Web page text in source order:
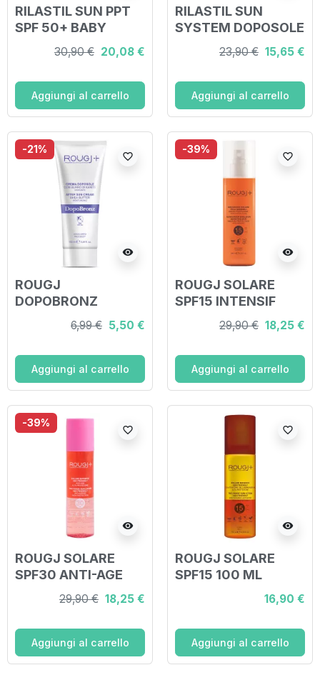
RILASTIL SUN PPT
SPF 50+ BABY
LATTE VELLUTO
200 ML
30,90 € 20,08 €
Aggiungi al carrello
RILASTIL SUN
SYSTEM DOPOSOLE
TRASPARENTE
IDRATANTE E
RINFRESCANTE 200
23,90 € 15,65 €
Aggiungi al carrello
-21%
visibility
favorite_border
ROUGJ
DOPOBRONZ
DOPOSOLE IN
ML
6,99 € 5,50 €
Aggiungi al carrello
-39%
visibility
favorite_border
ROUGJ SOLARE
SPF15 INTENSIF
ABBRONZANTE 200
29,90 € 18,25 €
Aggiungi al carrello
-39%
visibility
favorite_border
ROUGJ SOLARE
SPF30 ANTI-AGE
200 ML
29,90 € 18,25 €
Aggiungi al carrello
visibility
favorite_border
ROUGJ SOLARE
SPF15 100 ML
16,90 €
Aggiungi al carrello